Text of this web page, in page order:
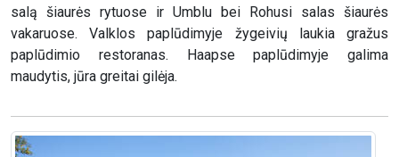
salą šiaurės rytuose ir Umblu bei Rohusi salas šiaurės
vakaruose. Valklos paplūdimyje žygeivių laukia gražus
paplūdimio restoranas. Haapse paplūdimyje galima
maudytis, jūra greitai gilėja.